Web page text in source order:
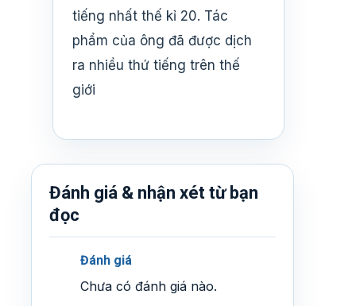
tiếng nhất thế kỉ 20. Tác
phẩm của ông đã được dịch
ra nhiều thứ tiếng trên thế
giới
Đánh giá & nhận xét từ bạn
đọc
Đánh giá
Chưa có đánh giá nào.